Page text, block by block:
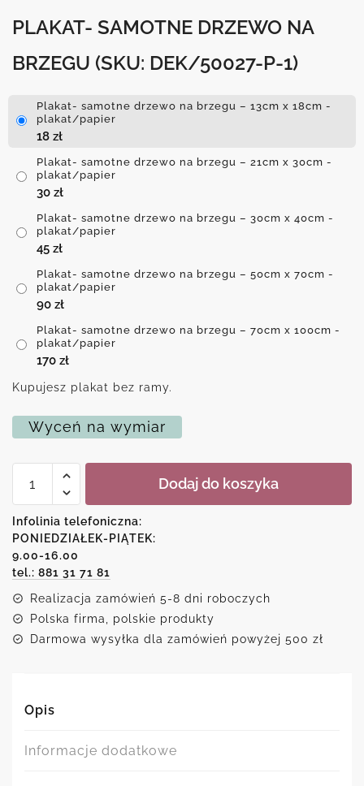
PLAKAT- SAMOTNE DRZEWO NA
BRZEGU (SKU: DEK/50027-P-1)
Plakat- samotne drzewo na brzegu – 13cm x 18cm -
plakat/papier
18 zł
Plakat- samotne drzewo na brzegu – 21cm x 30cm -
plakat/papier
30 zł
Plakat- samotne drzewo na brzegu – 30cm x 40cm -
plakat/papier
45 zł
Plakat- samotne drzewo na brzegu – 50cm x 70cm -
plakat/papier
90 zł
Plakat- samotne drzewo na brzegu – 70cm x 100cm -
plakat/papier
170 zł
Kupujesz plakat bez ramy.
Wyceń na wymiar
Plakat-
na
brzegu
Dodaj do koszyka
Infolinia telefoniczna:
PONIEDZIAŁEK-PIĄTEK:
9.00-16.00
tel.: 881 31 71 81
Realizacja zamówień 5-8 dni roboczych
Polska firma, polskie produkty
Darmowa wysyłka dla zamówień powyżej 500 zł
Opis
Informacje dodatkowe